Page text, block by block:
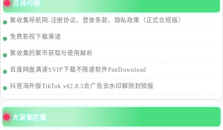
月排行榜
聚收集导航网-注册协议、登录条款、隐私政策（正式合规版）
免费影视下载渠道
聚收集的聚币获取与使用解析
百度网盘满速SVIP下载不限速软件PanDownload
抖音海外版TikTok v42.8.3去广告去水印解除封锁版
大家都在看